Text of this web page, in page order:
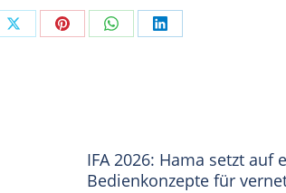
Share Share Share Share
IFA 2026: Hama setzt auf
Bedienkonzepte für